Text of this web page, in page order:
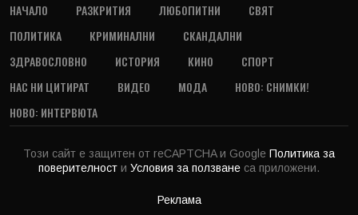
НАЧАЛО РАЗКРИТИЯ ЛЮБОПИТНИ
СВЯТ
ПОЛИТИКА
КРИМИНАЛНИ
СКАНДАЛНИ
ЗДРАВОСЛОВНО
ИСТОРИЯ КИНО
СПОРТ
НАС НИ ЦИТИРАТ
ВИДЕО МОДА
НОВО: СНИМКИ!
НОВО: ИНТЕРВЮТА
Този сайт е защитен от reCAPTCHA и Google Политика за
поверителност и Условия за ползване са приложени.
Реклама